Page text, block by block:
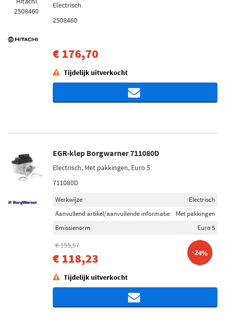
Electrisch
2508460
€ 176,70
Tijdelijk uitverkocht
EGR-klep Borgwarner 711080D
Electrisch, Met pakkingen, Euro 5
711080D
Werkwijze
Electrisch
Aanvullend artikel/aanvullende informatie
Met pakkingen
Emissienorm
Euro 5
€ 155,57
€ 118,23 -24%
Tijdelijk uitverkocht